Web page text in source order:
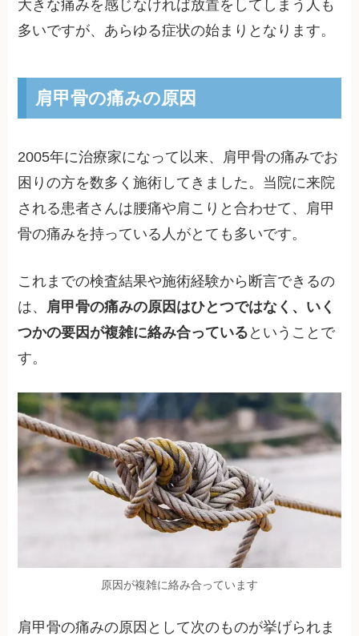
大きな痛みを感じなければ放置をしてしまう人も
多いですが、あらゆる症状の始まりとなります。
肩甲骨の痛みの原因
2005年に治療家になって以来、肩甲骨の痛みでお
困りの方を数多く施術してきました。当院に来院
される患者さんは腰痛や肩こりと合わせて、肩甲
骨の痛みを持っている人がとても多いです。
これまでの検査結果や施術経験から断言できるの
は、 肩甲骨の痛みの原因はひとつではなく、いく
つかの要因が複雑に絡み合っている ということで
す。
原因が複雑に絡み合っています
肩甲骨の痛みの原因として次のものが挙げられま